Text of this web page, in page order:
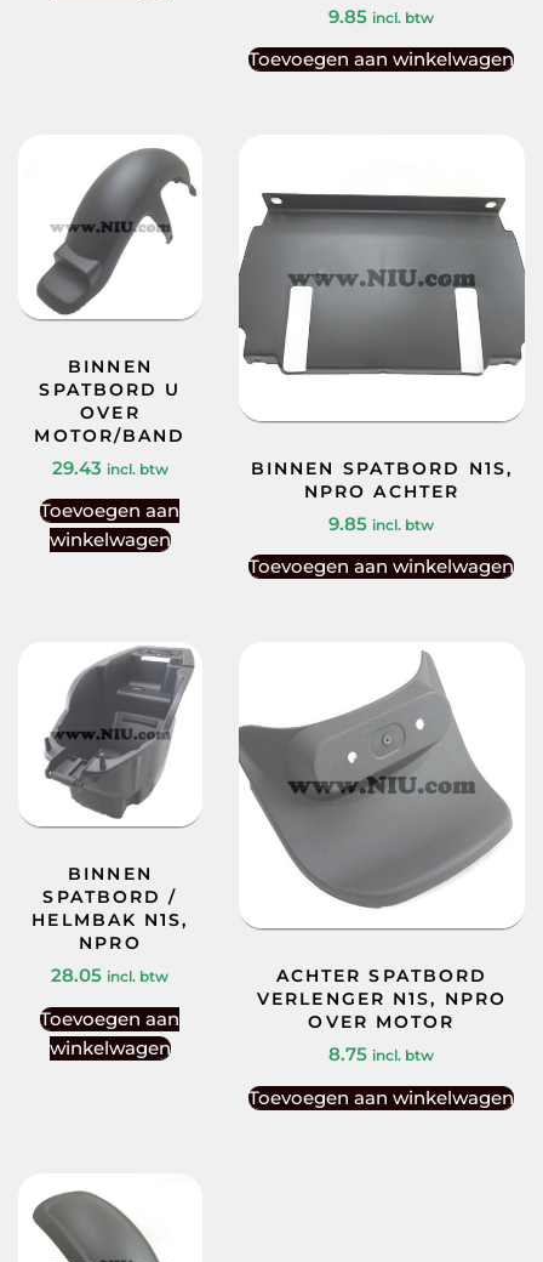
9.85 incl. btw
Toevoegen aan winkelwagen
BINNEN
SPATBORD U
OVER
MOTOR/BAND
29.43 incl. btw
Toevoegen aan
winkelwagen
BINNEN SPATBORD N1S,
NPRO ACHTER
9.85 incl. btw
Toevoegen aan winkelwagen
BINNEN
SPATBORD /
HELMBAK N1S,
NPRO
28.05 incl. btw
Toevoegen aan
winkelwagen
ACHTER SPATBORD
VERLENGER N1S, NPRO
OVER MOTOR
8.75 incl. btw
Toevoegen aan winkelwagen